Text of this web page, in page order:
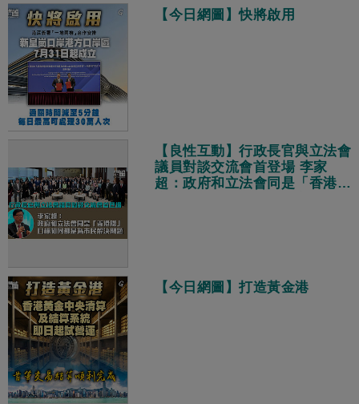
【今日網圖】快將啟用
【良性互動】行政長官與立法會
議員對談交流會首登場 李家
超：政府和立法會同是「香港
【今日網圖】打造黃金港